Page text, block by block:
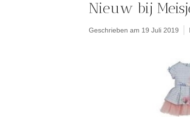
Nieuw bij
Geschrieben am 19 Juli 2019